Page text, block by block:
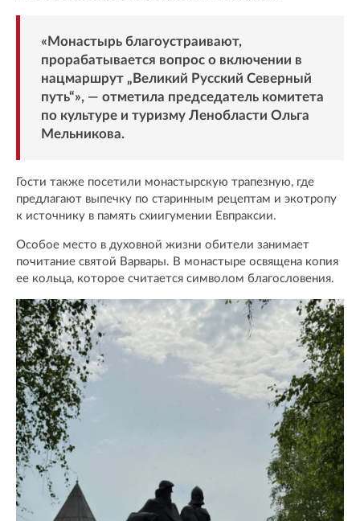
«Монастырь благоустраивают,
прорабатывается вопрос о включении в
нацмаршрут „Великий Русский Северный
путь“», — отметила председатель комитета
по культуре и туризму Ленобласти Ольга
Мельникова.
Гости также посетили монастырскую трапезную, где
предлагают выпечку по старинным рецептам и экотропу
к источнику в память схиигумении Евпраксии.
Особое место в духовной жизни обители занимает
почитание святой Варвары. В монастыре освящена копия
ее кольца, которое считается символом благословения.